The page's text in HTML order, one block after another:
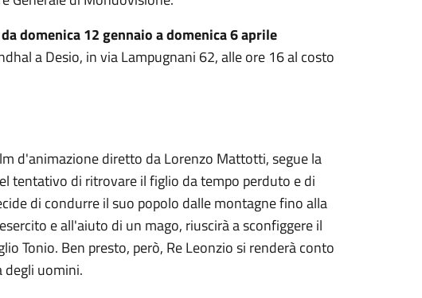
da domenica 12 gennaio a domenica 6 aprile
a Desio, in via Lampugnani 62, alle ore 16 al costo
d'animazione diretto da Lorenzo Mattotti, segue la
tentativo di ritrovare il figlio da tempo perduto e di
di condurre il suo popolo dalle montagne fino alla
e all'aiuto di un mago, riuscirà a sconfiggere il
Tonio. Ben presto, però, Re Leonzio si renderà conto
degli uomini.